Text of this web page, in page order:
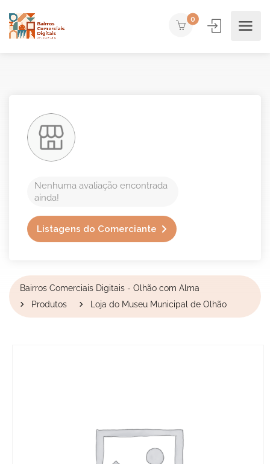
0
Nenhuma avaliação encontrada
ainda!
Listagens do Comerciante
Bairros Comerciais Digitais - Olhão com Alma
Produtos
Loja do Museu Municipal de Olhão